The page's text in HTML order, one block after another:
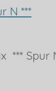
N ***
*** Spur